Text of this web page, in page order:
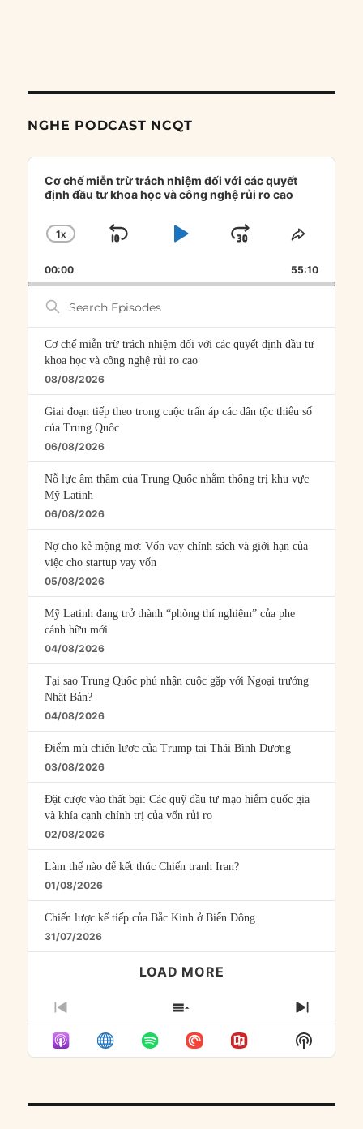
NGHE PODCAST NCQT
Audio
Player
Cơ chế miễn trừ trách nhiệm đối với các quyết
định đầu tư khoa học và công nghệ rủi ro cao
CHANGE
RATE
1X
SKIP
PLAYJUMP
FORWARD
SHARE
00:00 55:10
Search
Episodes
Cơ chế miễn trừ trách nhiệm đối với các quyết định đầu tư
khoa học và công nghệ rủi ro cao
08/08/2026
Giai đoạn tiếp theo trong cuộc trấn áp các dân tộc thiểu số
của Trung Quốc
06/08/2026
Nỗ lực âm thầm của Trung Quốc nhằm thống trị khu vực
Mỹ Latinh
06/08/2026
Nợ cho kẻ mộng mơ: Vốn vay chính sách và giới hạn của
việc cho startup vay vốn
05/08/2026
Mỹ Latinh đang trở thành “phòng thí nghiệm” của phe
cánh hữu mới
04/08/2026
Tại sao Trung Quốc phủ nhận cuộc gặp với Ngoại trưởng
Nhật Bản?
04/08/2026
Điểm mù chiến lược của Trump tại Thái Bình Dương
03/08/2026
Đặt cược vào thất bại: Các quỹ đầu tư mạo hiểm quốc gia
và khía cạnh chính trị của vốn rủi ro
02/08/2026
Làm thế nào để kết thúc Chiến tranh Iran?
01/08/2026
Chiến lược kế tiếp của Bắc Kinh ở Biển Đông
31/07/2026
LOAD MORE
PREVIOUS
EPISODE
SHOW
EPISODES
LIST
NEXT
Show
Podcast